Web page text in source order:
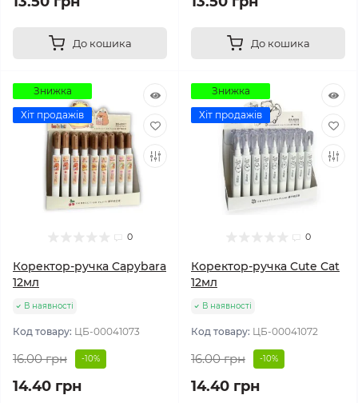
До кошика До кошика
Знижка
Хіт продажів
0
Коректор-ручка Capybara
12мл
В наявності
Код товару: ЦБ-00041073
16.00 грн -10%
14.40 грн
Знижка
Хіт продажів
0
Коректор-ручка Cute Cat
12мл
В наявності
Код товару: ЦБ-00041072
16.00 грн -10%
14.40 грн